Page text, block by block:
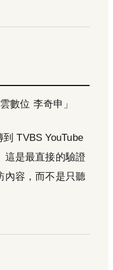
數位 李奇申」
TVBS YouTube
這是最直接的驗證
容，而不是只聽